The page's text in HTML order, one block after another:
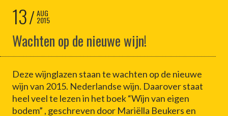
13 AUG
2015
Wachten op de nieuwe wijn!
Deze wijnglazen staan te wachten op de nieuwe
wijn van 2015. Nederlandse wijn. Daarover staat
heel veel te lezen in het boek “Wijn van eigen
bodem” , geschreven door Mariëlla Beukers en